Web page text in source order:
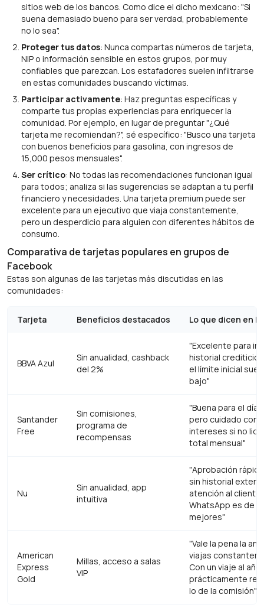
sitios web de los bancos. Como dice el dicho mexicano: "Si
suena demasiado bueno para ser verdad, probablemente
no lo sea".
Proteger tus datos: Nunca compartas números de tarjeta,
NIP o información sensible en estos grupos, por muy
confiables que parezcan. Los estafadores suelen infiltrarse
en estas comunidades buscando víctimas.
Participar activamente: Haz preguntas específicas y
comparte tus propias experiencias para enriquecer la
comunidad. Por ejemplo, en lugar de preguntar "¿Qué
tarjeta me recomiendan?", sé específico: "Busco una tarjeta
con buenos beneficios para gasolina, con ingresos de
15,000 pesos mensuales".
Ser crítico: No todas las recomendaciones funcionan igual
para todos; analiza si las sugerencias se adaptan a tu perfil
financiero y necesidades. Una tarjeta premium puede ser
excelente para un ejecutivo que viaja constantemente,
pero un desperdicio para alguien con diferentes hábitos de
consumo.
Comparativa de tarjetas populares en grupos de
Facebook
Estas son algunas de las tarjetas más discutidas en las
comunidades:
Tarjeta Beneficios destacados Lo que dicen en
BBVA Azul
Sin anualidad, cashback
del 2%
"Excelente para
historial crediticio,
el límite inicial
bajo"
Santander
Free
Sin comisiones,
programa de
recompensas
"Buena para el día
pero cuidado con
intereses si no
total mensual"
Nu
Sin anualidad, app
intuitiva
"Aprobación
sin historial
atención al cliente
WhatsApp es de
mejores"
American
Express
Gold
Millas, acceso a salas
VIP
"Vale la pena la
viajas
Con un viaje al año
prácticamente
lo de la comisión"